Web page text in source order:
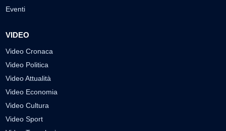
Eventi
VIDEO
Video Cronaca
Video Politica
Video Attualità
Video Economia
Video Cultura
Video Sport